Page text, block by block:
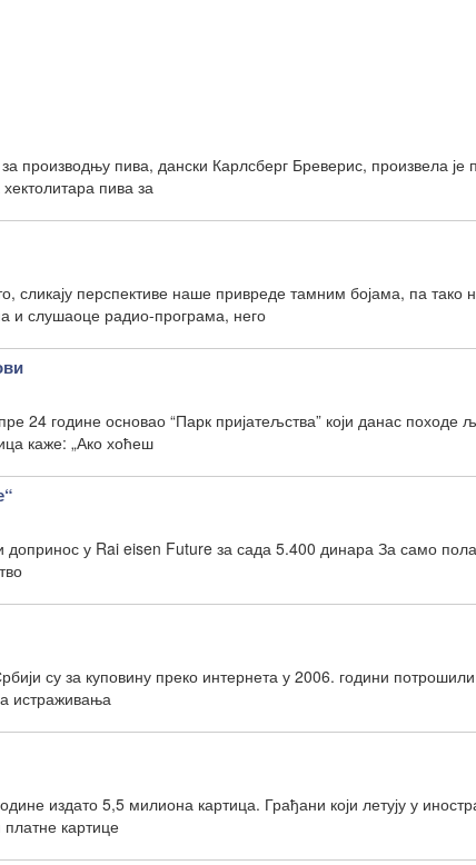
производњу пива, дански Карлсберг Бреверис, произвела је
пива за
сликају перспективе наше привреде тамним бојама, па тако
и слушаоце радио-програма, него
24 године основао “Парк пријатељства” који данас походе
каже: „Ако хоћеш
допринос у Rai eisen Future за сада 5.400 динара За само
су за куповину преко интернета у 2006. години
истраживања
издато 5,5 милиона картица. Грађани који летују у
картице